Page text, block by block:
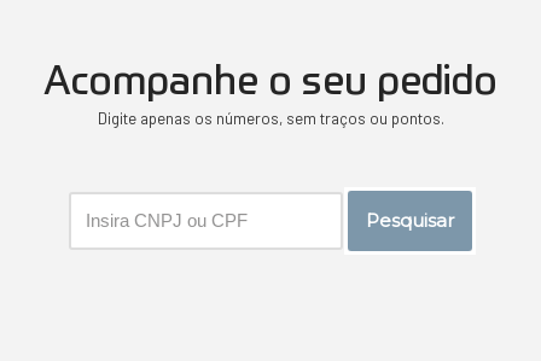
Acompanhe o seu pedido
Digite apenas os números, sem traços ou pontos.
Pesquisar